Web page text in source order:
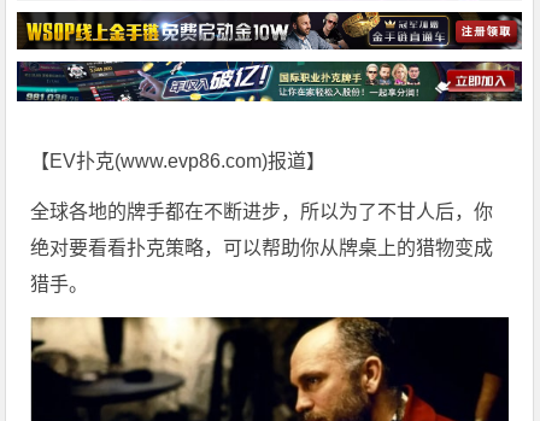
【EV扑克(www.evp86.com)报道】
全球各地的牌手都在不断进步，所以为了不甘人后，你
绝对要看看扑克策略，可以帮助你从牌桌上的猎物变成
猎手。